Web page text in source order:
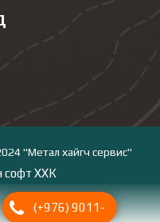
"Метал хайгч сервис"
софт ХХК
төв (+976) 9011-